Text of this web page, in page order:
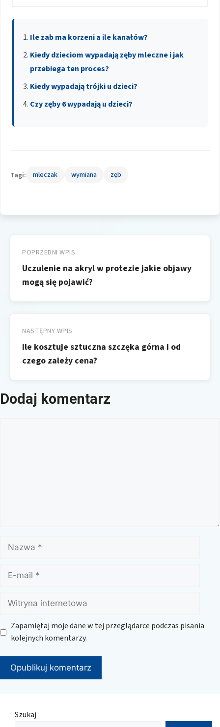
Ile zab ma korzeni a ile kanałów?
Kiedy dzieciom wypadają zęby mleczne i jak
przebiega ten proces?
Kiedy wypadają trójki u dzieci?
Czy zęby 6 wypadają u dzieci?
Tagi: mleczak wymiana zęb
wpisu
POPRZEDNI WPIS
Uczulenie na akryl w protezie jakie objawy
mogą się pojawić?
NASTĘPNY WPIS
Ile kosztuje sztuczna szczęka górna i od
czego zależy cena?
Dodaj komentarz
Nazwa
mail
Witryna
internetowa
Zapamiętaj moje dane w tej przeglądarce podczas pisania
kolejnych komentarzy.
Szukaj